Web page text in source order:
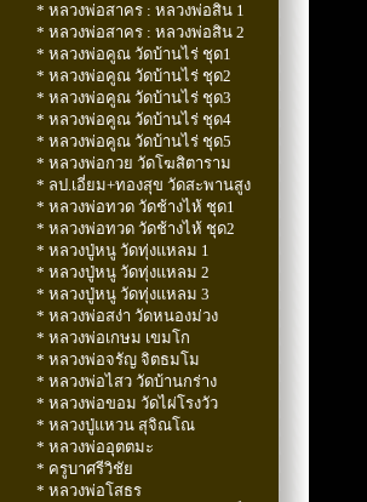
* หลวงพ่อสาคร : หลวงพ่อสิน 1
* หลวงพ่อสาคร : หลวงพ่อสิน 2
* หลวงพ่อคูณ วัดบ้านไร่ ชุด1
* หลวงพ่อคูณ วัดบ้านไร่ ชุด2
* หลวงพ่อคูณ วัดบ้านไร่ ชุด3
* หลวงพ่อคูณ วัดบ้านไร่ ชุด4
* หลวงพ่อคูณ วัดบ้านไร่ ชุด5
* หลวงพ่อกวย วัดโฆสิตาราม
* ลป.เอี่ยม+ทองสุข วัดสะพานสูง
* หลวงพ่อทวด วัดช้างไห้ ชุด1
* หลวงพ่อทวด วัดช้างไห้ ชุด2
* หลวงปู่หนู วัดทุ่งแหลม 1
* หลวงปู่หนู วัดทุ่งแหลม 2
* หลวงปู่หนู วัดทุ่งแหลม 3
* หลวงพ่อสง่า วัดหนองม่วง
* หลวงพ่อเกษม เขมโก
* หลวงพ่อจรัญ จิตธมโม
* หลวงพ่อไสว วัดบ้านกร่าง
* หลวงพ่อขอม วัดไผ่โรงวัว
* หลวงปู่แหวน สุจิณโณ
* หลวงพ่ออุตตมะ
* ครูบาศรีวิชัย
* หลวงพ่อโสธร